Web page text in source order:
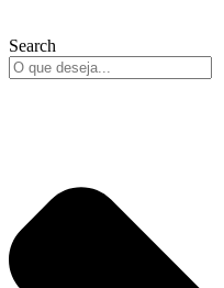
Search